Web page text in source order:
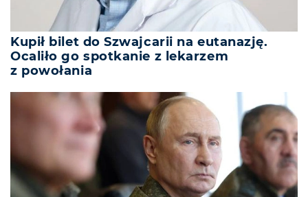
Kupił bilet do Szwajcarii na eutanazję.
Ocaliło go spotkanie z lekarzem
z powołania